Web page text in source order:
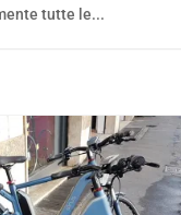
tutte le...